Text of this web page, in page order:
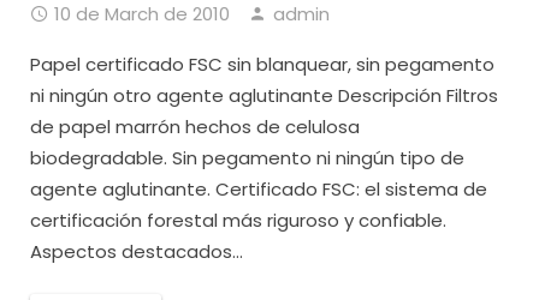
10 de March de 2010
admin
Papel certificado FSC sin blanquear, sin pegamento
ni ningún otro agente aglutinante Descripción Filtros
de papel marrón hechos de celulosa
biodegradable. Sin pegamento ni ningún tipo de
agente aglutinante. Certificado FSC: el sistema de
certificación forestal más riguroso y confiable.
Aspectos destacados...